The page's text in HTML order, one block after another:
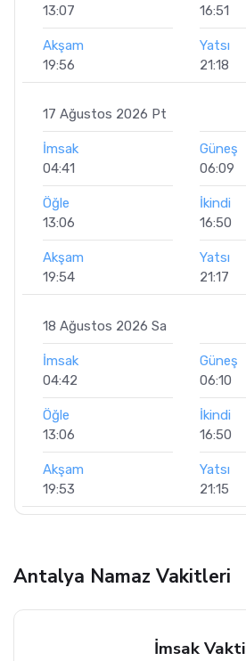
13:07
16:51
Akşam
19:56
Yatsı
21:18
17 Ağustos 2026 Pt
İmsak
04:41
Güneş
06:09
Öğle
13:06
İkindi
16:50
Akşam
19:54
Yatsı
21:17
18 Ağustos 2026 Sa
İmsak
04:42
Güneş
06:10
Öğle
13:06
İkindi
16:50
Akşam
19:53
Yatsı
21:15
Antalya Namaz Vakitleri
İmsak Vakti